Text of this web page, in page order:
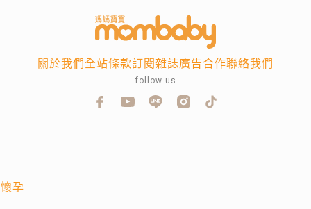
懷孕
關於我們全站條款訂閱雜誌廣告合作聯絡我們
follow us